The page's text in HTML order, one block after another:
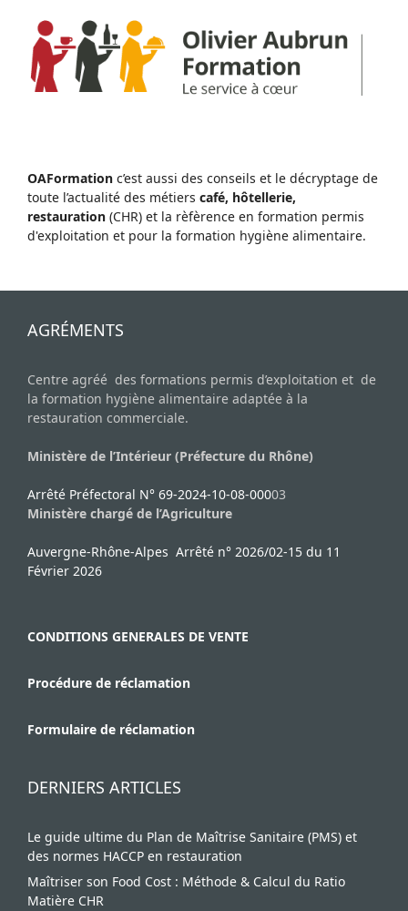
OAFormation c’est aussi des conseils et le décryptage de
toute l’actualité des métiers café, hôtellerie,
restauration (CHR) et la rèfèrence en formation permis
d'exploitation et pour la formation hygiène alimentaire.
AGRÉMENTS
Centre agréé des formations permis d’exploitation et de
la formation hygiène alimentaire adaptée à la
restauration commerciale.
Ministère de l’Intérieur (Préfecture du Rhône)
Arrêté Préfectoral N° 69-2024-10-08-00003
Ministère chargé de l’Agriculture
Auvergne-Rhône-Alpes Arrêté n° 2026/02-15 du 11
Février 2026
CONDITIONS GENERALES DE VENTE
Procédure de réclamation
Formulaire de réclamation
DERNIERS ARTICLES
Le guide ultime du Plan de Maîtrise Sanitaire (PMS) et
des normes HACCP en restauration
Maîtriser son Food Cost : Méthode & Calcul du Ratio
Matière CHR